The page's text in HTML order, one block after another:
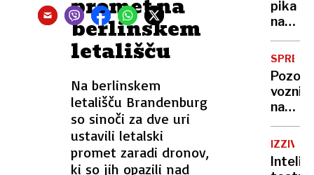
promet na
berlinskem
letališču
Na berlinskem
letališču Brandenburg
so sinoči za dve uri
ustavili letalski
promet zaradi dronov,
ki so jih opazili nad
javi
pika
na
vas
kdo
Takoj
to
Pozor,
na
nova
zimska
pravila,
IZZIV